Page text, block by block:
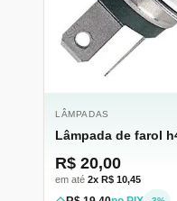
LÂMPADAS
Lâmpada de farol
R$ 20,00
em até 2x R$ 10,45